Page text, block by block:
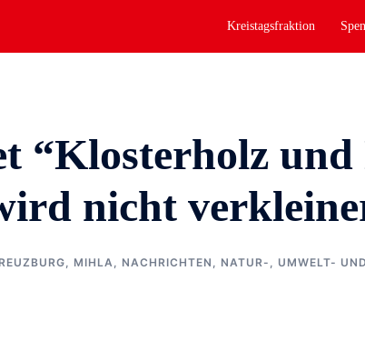
Kreistagsfraktion
“Klosterholz
nicht
MIHLA NACHRICHTEN NATUR-, UMWELT-